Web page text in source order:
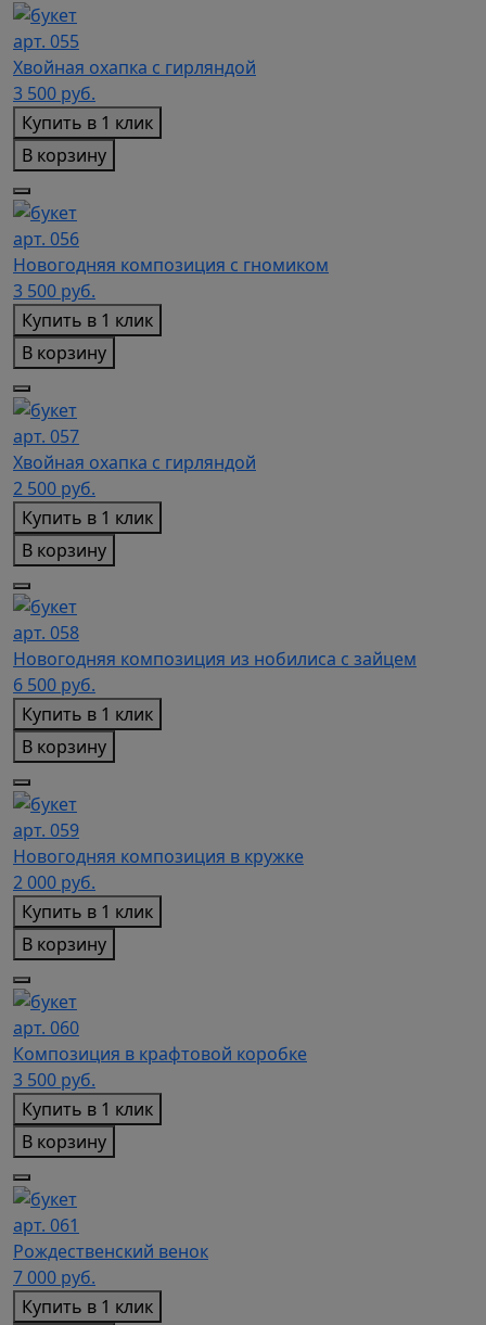
арт. 055
Хвойная охапка с гирляндой
3 500 руб.
Купить в 1 клик
В корзину
арт. 056
Новогодняя композиция с гномиком
3 500 руб.
Купить в 1 клик
В корзину
арт. 057
Хвойная охапка с гирляндой
2 500 руб.
Купить в 1 клик
В корзину
арт. 058
Новогодняя композиция из нобилиса с зайцем
6 500 руб.
Купить в 1 клик
В корзину
арт. 059
Новогодняя композиция в кружке
2 000 руб.
Купить в 1 клик
В корзину
арт. 060
Композиция в крафтовой коробке
3 500 руб.
Купить в 1 клик
В корзину
арт. 061
Рождественский венок
7 000 руб.
Купить в 1 клик